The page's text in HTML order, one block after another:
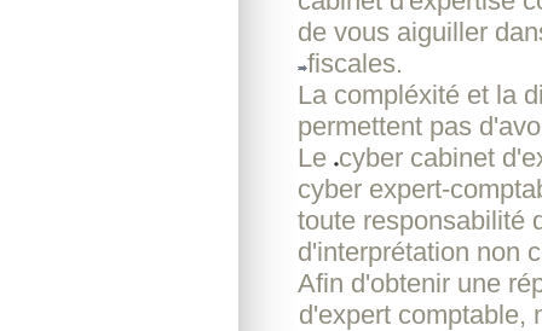
de vous aiguiller
fiscales.
La compléxité et la
permettent pas
Le cyber cabinet
cyber expert-
toute responsabilité
d'interprétation non
Afin d'obtenir une
d'expert comptable,